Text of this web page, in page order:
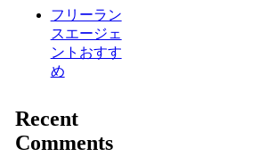
フリーラン
スエージェ
ントおすす
め
Recent
Comments